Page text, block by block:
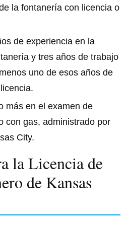
la fontanería con licencia o
de experiencia en la
y tres años de trabajo
uno de esos años de
más en el examen de
con gas, administrado por
City.
la Licencia de
de Kansas